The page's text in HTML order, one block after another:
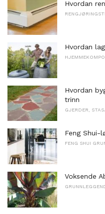
Hvordan
Hvordan
Hvordan
trinn
GJERDER,
Feng Shui-
FENG SHUI
Voksende